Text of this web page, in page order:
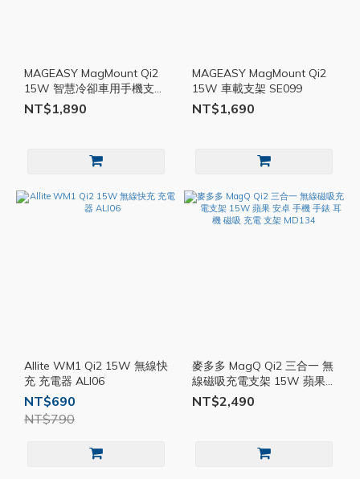
MAGEASY MagMount Qi2
15W 智慧冷卻車用手機支架
SE100
NT$1,890
MAGEASY MagMount Qi2
15W 車載支架 SE099
NT$1,690
Allite WM1 Qi2 15W 無線快
充 充電器 ALI06
NT$690
NT$790
麥多多 MagQ Qi2 三合一 無
線磁吸充電支架 15W 蘋果
安卓 手機 手錶 耳機 磁吸 充
電 支架 MD134
NT$2,490